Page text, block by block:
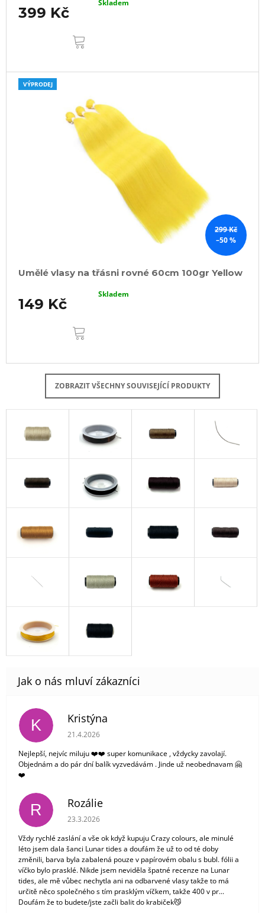
399 Kč
Skladem
299 Kč
–50 %
VÝPRODEJ
Umělé vlasy na třásni rovné 60cm 100gr Yellow
149 Kč
Skladem
ZOBRAZIT VŠECHNY SOUVISEJÍCÍ PRODUKTY
K Kristýna
Hodnocení obchodu je 5 z 5 hvězdiček.
21.4.2026
Nejlepší, nejvíc miluju ❤️❤️ super komunikace , vždycky zavolají.
Objednám a do pár dní balík vyzvedávám . Jinde už neobednavam 🤗
❤️
R Rozálie
Hodnocení obchodu je 3 z 5 hvězdiček.
23.3.2026
Vždy rychlé zaslání a vše ok když kupuju Crazy colours, ale minulé
léto jsem dala šanci Lunar tides a doufám že už to od té doby
změnili, barva byla zabalená pouze v papírovém obalu s bubl. fólii a
víčko bylo prasklé. Nikde jsem neviděla špatné recenze na Lunar
tides, ale mě vůbec nechytla ani na odbarvené vlasy takže to má
určitě něco společného s tím prasklým víčkem, takže 400 v pr...
Doufám že to budete/jste začli balit do krabiček😼